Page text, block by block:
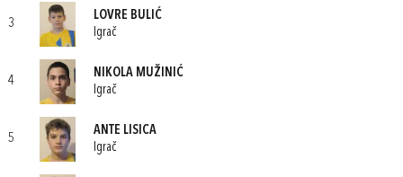
3
LOVRE BULIĆ
Igrač
4
NIKOLA MUŽINIĆ
Igrač
5
ANTE LISICA
Igrač